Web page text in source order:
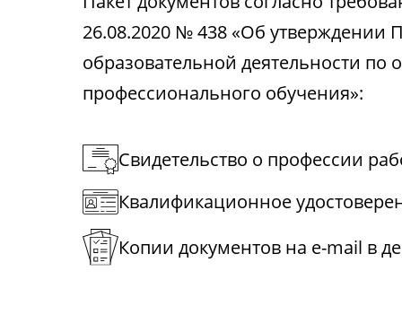
26.08.2020 № 438 «Об утверждении
образовательной деятельности
профессионального обучения»:
Свидетельство о профессии
Квалификационное
Копии документов на e-mail в